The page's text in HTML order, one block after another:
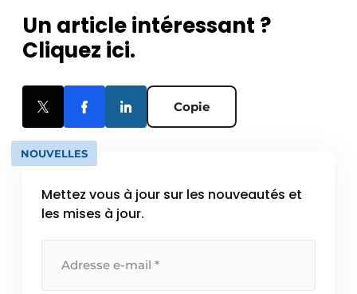
Un article intéressant ?
Cliquez ici.
Copie
NOUVELLES
Mettez vous à jour sur les nouveautés et
les mises à jour.